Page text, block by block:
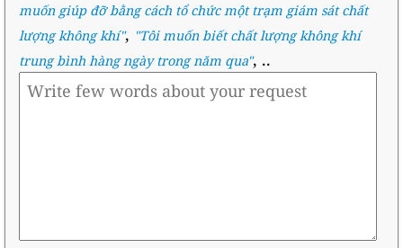
muốn giúp đỡ bằng cách tổ chức một trạm giám sát chất
lượng không khí", "Tôi muốn biết chất lượng không khí
trung bình hàng ngày trong năm qua", ..